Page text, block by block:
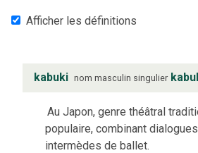
Afficher les définitions
kabuki nom masculin singulier
Au Japon, genre théâtral
populaire, combinant
intermèdes de ballet.